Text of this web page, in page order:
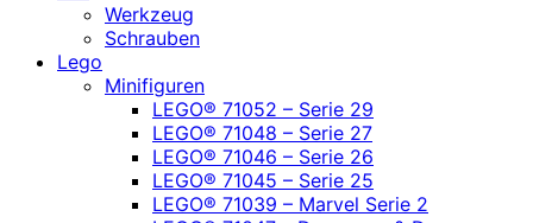
Werkzeug
Schrauben
Lego
Minifiguren
LEGO® 71052 – Serie 29
LEGO® 71048 – Serie 27
LEGO® 71046 – Serie 26
LEGO® 71045 – Serie 25
LEGO® 71039 – Marvel Serie 2